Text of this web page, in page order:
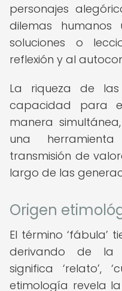
personajes
dilemas humanos
soluciones o
reflexión y al
La riqueza de
capacidad para
manera
una
transmisión de
largo de las
Origen
El término ‘fábula’
derivando de la
significa ‘relato’,
etimología revela